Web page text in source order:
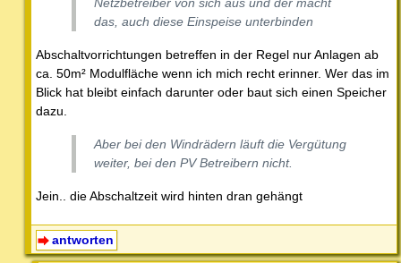
Netzbetreiber von sich aus und der macht
das, auch diese Einspeise unterbinden
Abschaltvorrichtungen betreffen in der Regel nur Anlagen ab
ca. 50m² Modulfläche wenn ich mich recht erinner. Wer das im
Blick hat bleibt einfach darunter oder baut sich einen Speicher
dazu.
Aber bei den Windrädern läuft die Vergütung
weiter, bei den PV Betreibern nicht.
Jein.. die Abschaltzeit wird hinten dran gehängt
antworten